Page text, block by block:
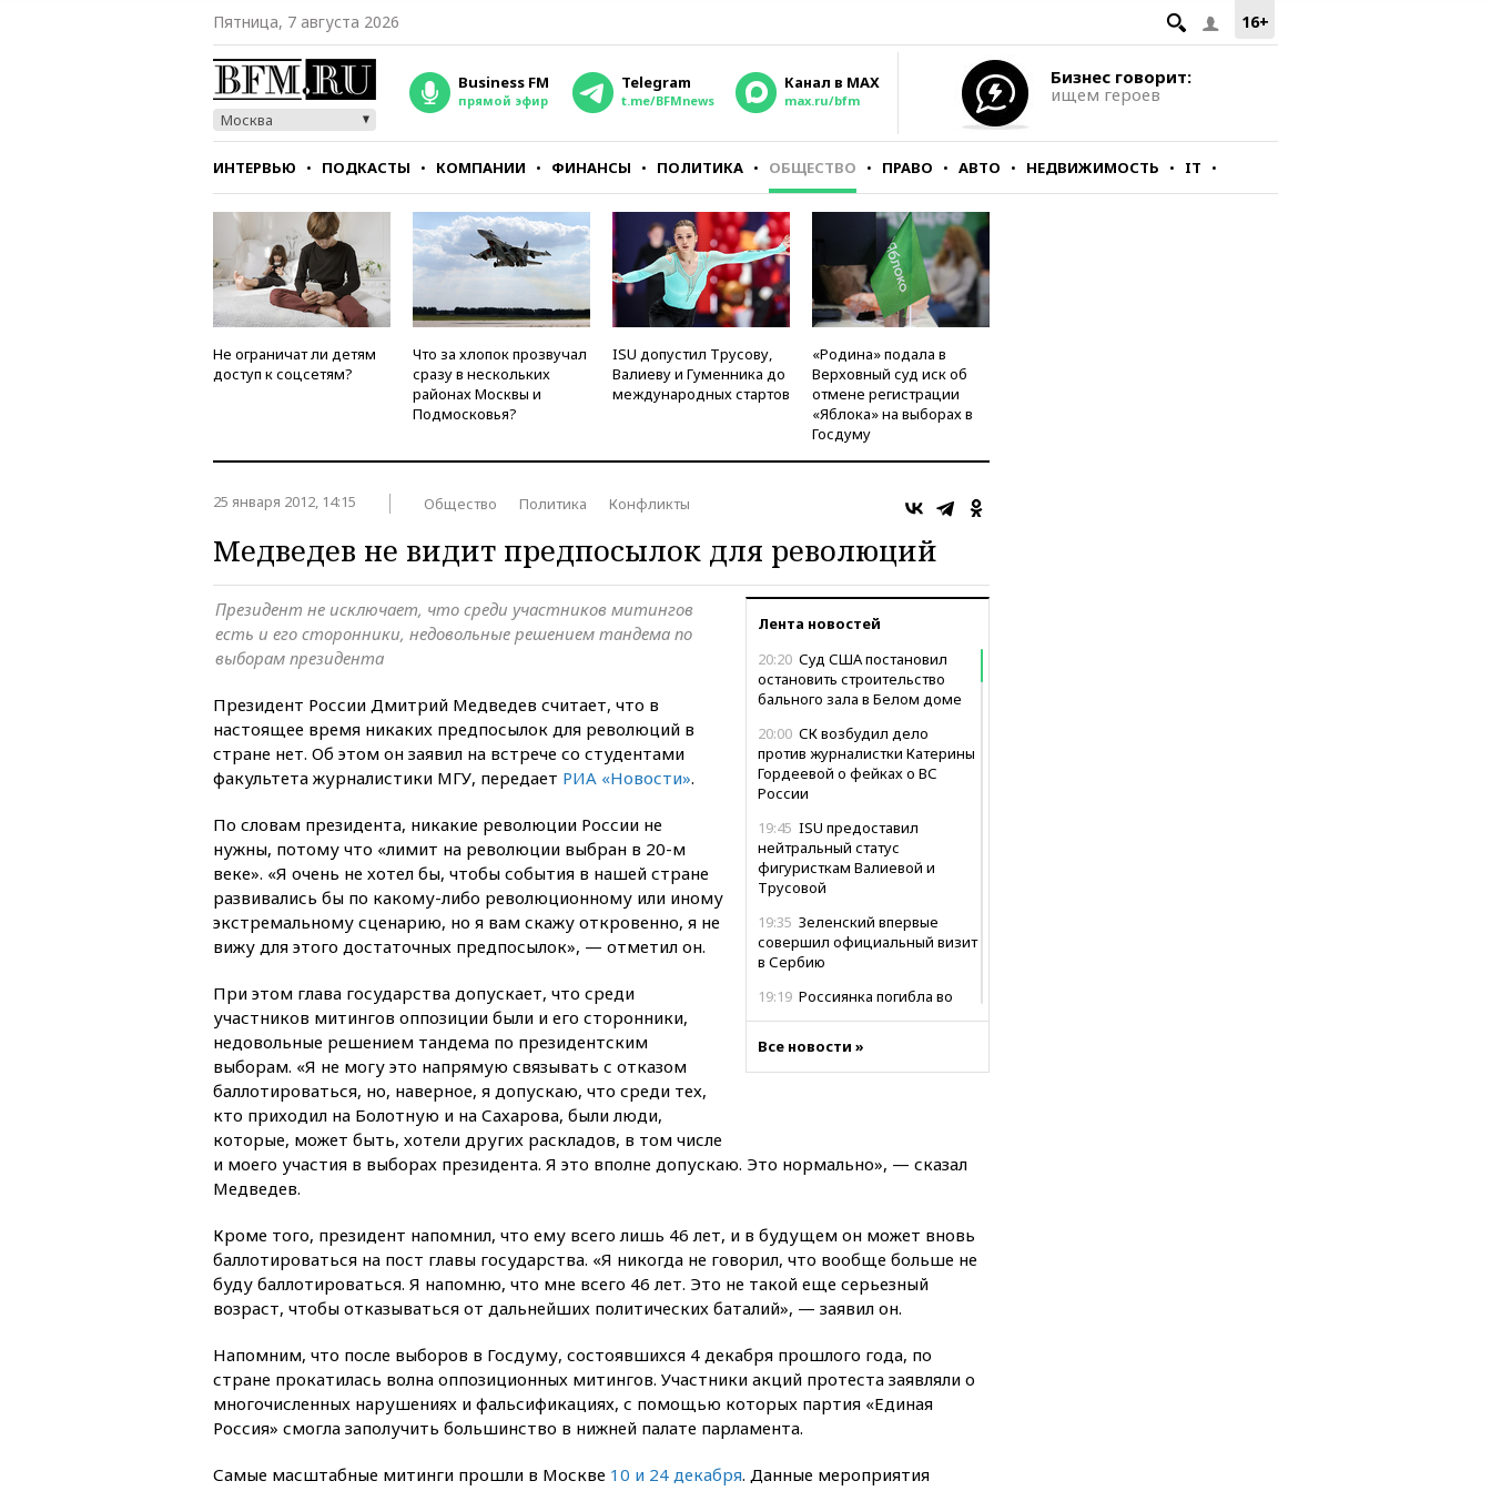
16+
Пятница, 7 августа 2026
Москва
Business FM
прямой эфир
Telegram
t.me/BFMnews
Канал в MAX
max.ru/bfm
Бизнес говорит:
ищем героев
ИНТЕРВЬЮ ПОДКАСТЫ КОМПАНИИ ФИНАНСЫ ПОЛИТИКА ОБЩЕСТВО ПРАВО АВТО НЕДВИЖИМОСТЬ IT
СТИЛЬ ТЕСТЫ
Не ограничат ли детям
доступ к соцсетям?
Что за хлопок прозвучал
сразу в нескольких
районах Москвы и
Подмосковья?
ISU допустил Трусову,
Валиеву и Гуменника до
международных стартов
«Родина» подала в
Верховный суд иск об
отмене регистрации
«Яблока» на выборах в
Госдуму
25 января 2012, 14:15 Общество Политика Конфликты
Медведев не видит предпосылок для революций
Лента новостей
20:20 Суд США постановил
остановить строительство
бального зала в Белом доме
20:00 СК возбудил дело
против журналистки Катерины
Гордеевой о фейках о ВС
России
19:45 ISU предоставил
нейтральный статус
фигуристкам Валиевой и
Трусовой
19:35 Зеленский впервые
совершил официальный визит
в Сербию
19:19 Россиянка погибла во
19:00 Открытое горение на
складе в Брянске
сухогрузам в Черном море
олимпиаде по ИИ
18:39
Два человека погибли в
результате удара ВСУ по
многоэтажке в Керчи
турецкий сухогруз у
побережья Новороссийска
18:18 Товарооборот Китая и
Все новости »
Президент не исключает, что среди участников митингов
есть и его сторонники, недовольные решением тандема по
выборам президента
Президент России Дмитрий Медведев считает, что в
настоящее время никаких предпосылок для революций в
стране нет. Об этом он заявил на встрече со студентами
факультета журналистики МГУ, передает РИА «Новости».
По словам президента, никакие революции России не
нужны, потому что «лимит на революции выбран в 20-м
веке». «Я очень не хотел бы, чтобы события в нашей стране
развивались бы по какому-либо революционному или иному
экстремальному сценарию, но я вам скажу откровенно, я не
вижу для этого достаточных предпосылок», — отметил он.
При этом глава государства допускает, что среди
участников митингов оппозиции были и его сторонники,
недовольные решением тандема по президентским
выборам. «Я не могу это напрямую связывать с отказом
баллотироваться, но, наверное, я допускаю, что среди тех,
кто приходил на Болотную и на Сахарова, были люди,
которые, может быть, хотели других раскладов, в том числе
и моего участия в выборах президента. Я это вполне допускаю. Это нормально», — сказал
Медведев.
Кроме того, президент напомнил, что ему всего лишь 46 лет, и в будущем он может вновь
баллотироваться на пост главы государства. «Я никогда не говорил, что вообще больше не
буду баллотироваться. Я напомню, что мне всего 46 лет. Это не такой еще серьезный
возраст, чтобы отказываться от дальнейших политических баталий», — заявил он.
Напомним, что после выборов в Госдуму, состоявшихся 4 декабря прошлого года, по
стране прокатилась волна оппозиционных митингов. Участники акций протеста заявляли о
многочисленных нарушениях и фальсификациях, с помощью которых партия «Единая
Россия» смогла заполучить большинство в нижней палате парламента.
Самые масштабные митинги прошли в Москве 10 и 24 декабря. Данные мероприятия